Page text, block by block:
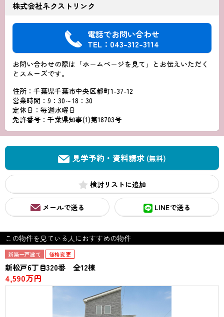
株式会社ネクストリンク
電話でお問い合わせ
TEL：043-312-3114
お問い合わせの際は「ホームページを見て」とお伝えいただく
とスムーズです。
住所：千葉県千葉市中央区都町1-37-12
営業時間：9：30～18：30
定休日：毎週水曜日
免許番号：千葉県知事(1)第18703号
見学予約・資料請求 (無料)
検討リスト
メールで送る LINEで送る
この物件を見ている人におすすめの物件
新築一戸建て 価格変更
新松戸6丁目320番 全12棟
4,590万円